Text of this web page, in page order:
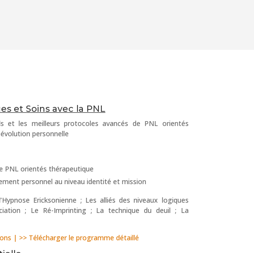
et Soins avec la PNL
et les meilleurs protocoles avancés de PNL orientés
personnelle
PNL orientés thérapeutique
personnel au niveau identité et mission
Ericksonienne ; Les alliés des niveaux logiques
; Le Ré-Imprinting ; La technique du deuil ; La
| >> Télécharger le programme détaillé